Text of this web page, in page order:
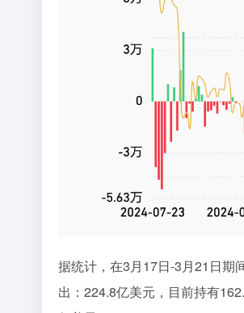
据统计，在3月17日-3月21日期
出：224.8亿美元，目前持有